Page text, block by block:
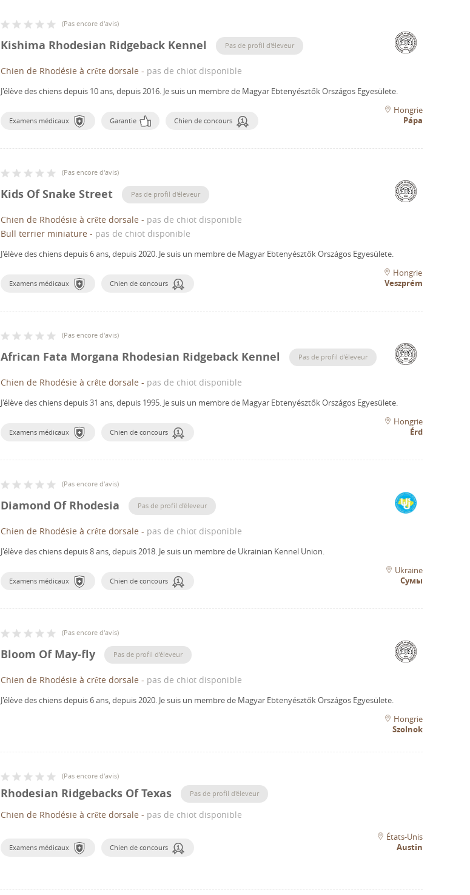
(Pas encore d'avis)
Kishima Rhodesian Ridgeback Kennel Pas de profil d'éleveur
Chien de Rhodésie à crête dorsale - pas de chiot disponible
J'élève des chiens depuis 10 ans, depuis 2016. Je suis un membre de Magyar Ebtenyésztők Országos Egyesülete.
Examens médicaux Garantie Chien de concours
Hongrie
Pápa
(Pas encore d'avis)
Kids Of Snake Street Pas de profil d'éleveur
Chien de Rhodésie à crête dorsale - pas de chiot disponible
Bull terrier miniature - pas de chiot disponible
J'élève des chiens depuis 6 ans, depuis 2020. Je suis un membre de Magyar Ebtenyésztők Országos Egyesülete.
Examens médicaux Chien de concours
Hongrie
Veszprém
(Pas encore d'avis)
African Fata Morgana Rhodesian Ridgeback Kennel Pas de profil d'éleveur
Chien de Rhodésie à crête dorsale - pas de chiot disponible
J'élève des chiens depuis 31 ans, depuis 1995. Je suis un membre de Magyar Ebtenyésztők Országos Egyesülete.
Examens médicaux Chien de concours
Hongrie
Érd
(Pas encore d'avis)
Diamond Of Rhodesia Pas de profil d'éleveur
Chien de Rhodésie à crête dorsale - pas de chiot disponible
J'élève des chiens depuis 8 ans, depuis 2018. Je suis un membre de Ukrainian Kennel Union.
Examens médicaux Chien de concours
Ukraine
Сумы
(Pas encore d'avis)
Bloom Of May-fly Pas de profil d'éleveur
Chien de Rhodésie à crête dorsale - pas de chiot disponible
J'élève des chiens depuis 6 ans, depuis 2020. Je suis un membre de Magyar Ebtenyésztők Országos Egyesülete.
Hongrie
Szolnok
(Pas encore d'avis)
Rhodesian Ridgebacks Of Texas Pas de profil d'éleveur
Chien de Rhodésie à crête dorsale - pas de chiot disponible
Examens médicaux Chien de concours
États-Unis
Austin